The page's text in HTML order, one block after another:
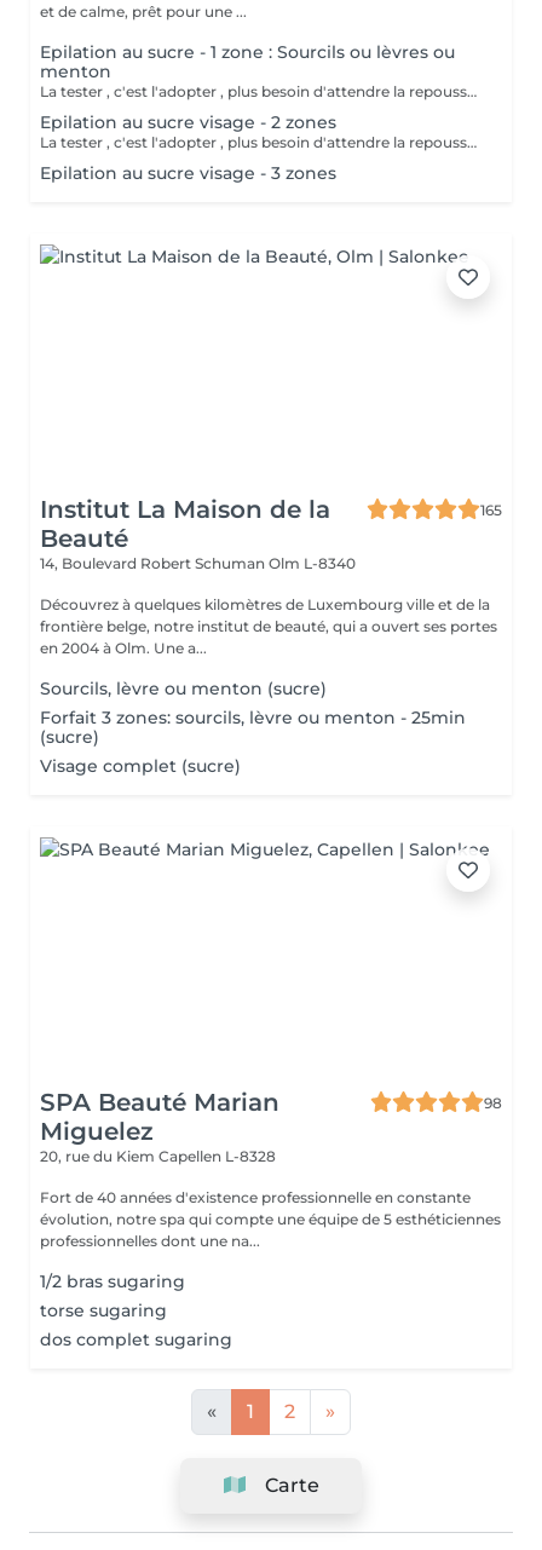
et de calme, prêt pour une ...
Epilation au sucre - 1 zone : Sourcils ou lèvres ou
menton
La tester , c'est l'adopter , plus besoin d'attendre la repousse , soin exfoliant en même temps , moins douloureux , plus efficace sur le long terme.
Epilation au sucre visage - 2 zones
La tester , c'est l'adopter , plus besoin d'attendre la repousse , soin exfoliant en même temps , moins douloureux , plus efficace sur le long terme.
Epilation au sucre visage - 3 zones
Institut La Maison de la
Beauté
165
14, Boulevard Robert Schuman Olm L-8340
Découvrez à quelques kilomètres de Luxembourg ville et de la
frontière belge, notre institut de beauté, qui a ouvert ses portes
en 2004 à Olm. Une a...
Sourcils, lèvre ou menton (sucre)
Forfait 3 zones: sourcils, lèvre ou menton - 25min
(sucre)
Visage complet (sucre)
SPA Beauté Marian
Miguelez
98
20, rue du Kiem Capellen L-8328
Fort de 40 années d'existence professionnelle en constante
évolution, notre spa qui compte une équipe de 5 esthéticiennes
professionnelles dont une na...
1/2 bras sugaring
torse sugaring
dos complet sugaring
« 1 2 »
Carte